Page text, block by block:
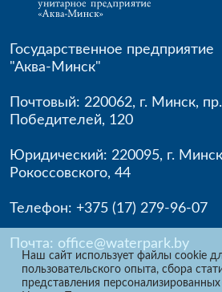
Наш сайт использует файлы cookie
пользовательского опыта, сбора
представления
Государственное предприятие
"Аква-Минск"
Почтовый: 220062, г. Минск, пр.
Победителей, 120
Юридический: 220095, г. Минск
Рокоссовского, 44
Телефон: +375 (17) 279-96-07
Почта: office@waterpark.by